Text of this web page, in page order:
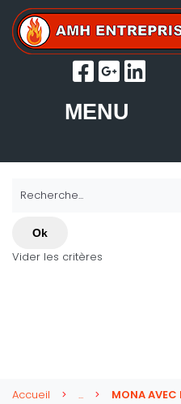
MENU
Recherche...
Ok
Vider les critères
Accueil ...